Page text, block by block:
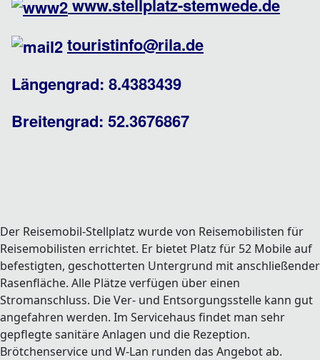
www.stellplatz-stemwede.de
touristinfo@rila.de
Längengrad: 8.4383439
Breitengrad: 52.3676867
Der Reisemobil-Stellplatz wurde von Reisemobilisten für
Reisemobilisten errichtet. Er bietet Platz für 52 Mobile auf
befestigten, geschotterten Untergrund mit anschließender
Rasenfläche. Alle Plätze verfügen über einen
Stromanschluss. Die Ver- und Entsorgungsstelle kann gut
angefahren werden. Im Servicehaus findet man sehr
gepflegte sanitäre Anlagen und die Rezeption.
Brötchenservice und W-Lan runden das Angebot ab.